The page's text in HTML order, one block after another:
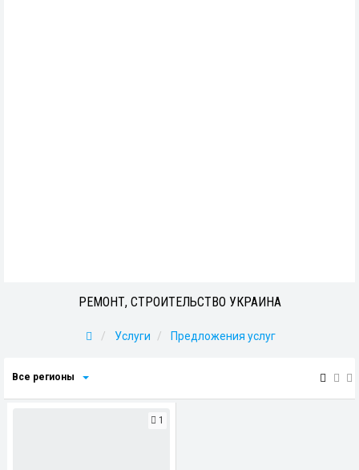
РЕМОНТ, СТРОИТЕЛЬСТВО УКРАИНА
Услуги Предложения услуг
Все регионы
1